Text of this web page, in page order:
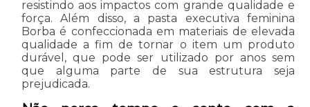
resistindo aos impactos com grande qualidade e
força. Além disso, a pasta executiva feminina
Borba é confeccionada em materiais de elevada
qualidade a fim de tornar o item um produto
durável, que pode ser utilizado por anos sem
que alguma parte de sua estrutura seja
prejudicada.